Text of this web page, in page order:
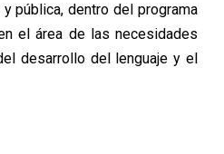
pública, dentro del programa
el área de las necesidades
desarrollo del lenguaje y el